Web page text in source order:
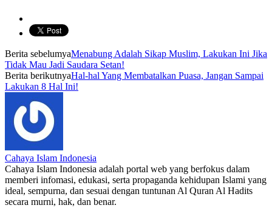
Berita sebelumyaMenabung Adalah Sikap Muslim, Lakukan Ini Jika
Tidak Mau Jadi Saudara Setan!
Berita berikutnyaHal-hal Yang Membatalkan Puasa, Jangan Sampai
Lakukan 8 Hal Ini!
Cahaya Islam Indonesia
Cahaya Islam Indonesia adalah portal web yang berfokus dalam
memberi infomasi, edukasi, serta propaganda kehidupan Islami yang
ideal, sempurna, dan sesuai dengan tuntunan Al Quran Al Hadits
secara murni, hak, dan benar.